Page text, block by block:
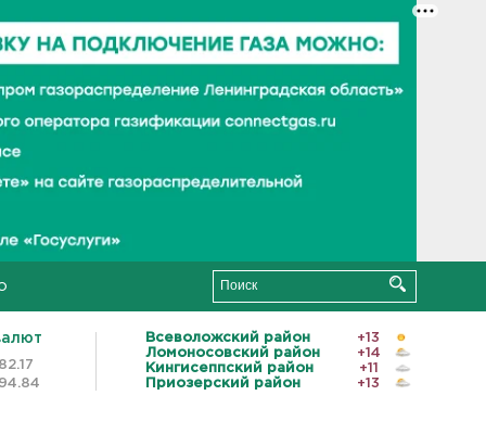
Всеволожский район
+13
Ломоносовский район
+14
Кингисеппский район
+11
Приозерский район
+13